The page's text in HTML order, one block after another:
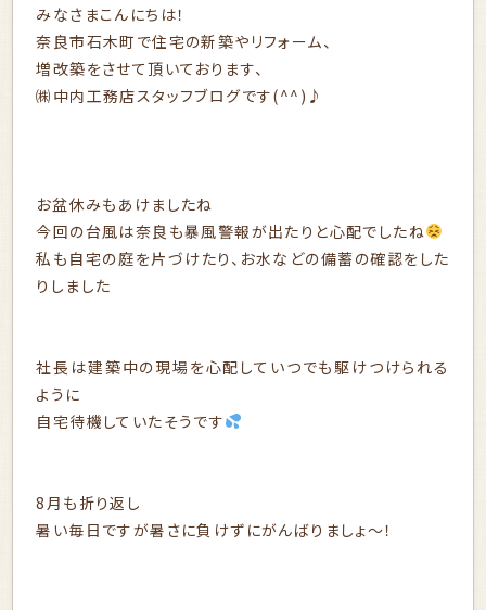
みなさまこんにちは！
奈良市石木町で住宅の新築やリフォーム、
増改築をさせて頂いております、
㈱中内工務店スタッフブログです(^^)♪
お盆休みもあけましたね
今回の台風は奈良も暴風警報が出たりと心配でしたね
私も自宅の庭を片づけたり、お水などの備蓄の確認をした
りしました
社長は建築中の現場を心配していつでも駆けつけられる
ように
自宅待機していたそうです
8月も折り返し
暑い毎日ですが暑さに負けずにがんばりましょ～！